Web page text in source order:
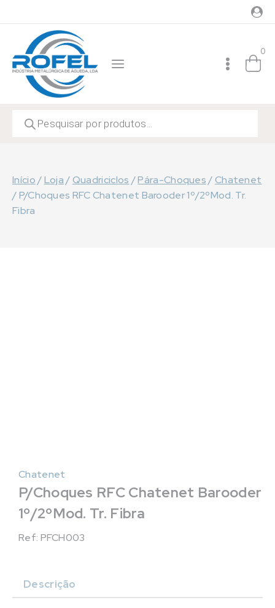
to
content
0
search
Início/Loja /Quadriciclos /Pára-Choques /Chatenet
/P/Choques RFC Chatenet Barooder 1º/2ºMod. Tr.
Fibra
Chatenet
P/Choques RFC Chatenet Barooder
1º/2ºMod. Tr. Fibra
Ref: PFCH003
Descrição